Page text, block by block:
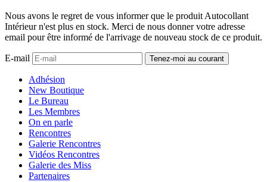
Nous avons le regret de vous informer que le produit Autocollant
Intérieur n'est plus en stock. Merci de nous donner votre adresse
email pour être informé de l'arrivage de nouveau stock de ce produit.
E-mail
Adhésion
New Boutique
Le Bureau
Les Membres
On en parle
Rencontres
Galerie Rencontres
Vidéos Rencontres
Galerie des Miss
Partenaires